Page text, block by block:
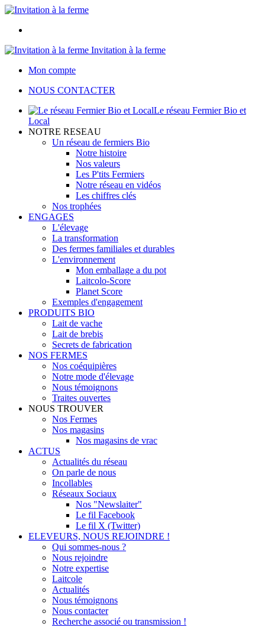
Invitation à la ferme
Mon compte
NOUS CONTACTER
Le réseau Fermier Bio et
Local
NOTRE RESEAU
Un réseau de fermiers Bio
Notre histoire
Nos valeurs
Les P'tits Fermiers
Notre réseau en vidéos
Les chiffres clés
Nos trophées
ENGAGES
L'élevage
La transformation
Des fermes familiales et durables
L'environnement
Mon emballage a du pot
Laitcolo-Score
Planet Score
Exemples d'engagement
PRODUITS BIO
Lait de vache
Lait de brebis
Secrets de fabrication
NOS FERMES
Nos coéquipières
Notre mode d'élevage
Nous témoignons
Traites ouvertes
NOUS TROUVER
Nos Fermes
Nos magasins
Nos magasins de vrac
ACTUS
Actualités du réseau
On parle de nous
Incollables
Réseaux Sociaux
Nos "Newslaiter"
Le fil Facebook
Le fil X (Twitter)
ELEVEURS, NOUS REJOINDRE !
Qui sommes-nous ?
Nous rejoindre
Notre expertise
Laitcole
Actualités
Nous témoignons
Nous contacter
Recherche associé ou transmission !